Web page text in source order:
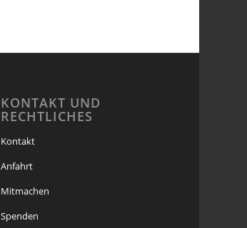
KONTAKT UND
RECHTLICHES
Kontakt
Anfahrt
Mitmachen
Spenden